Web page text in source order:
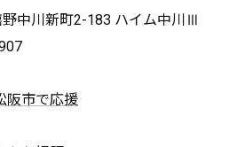
中川新町2-183 ハイム中川Ⅲ
阪市で応援